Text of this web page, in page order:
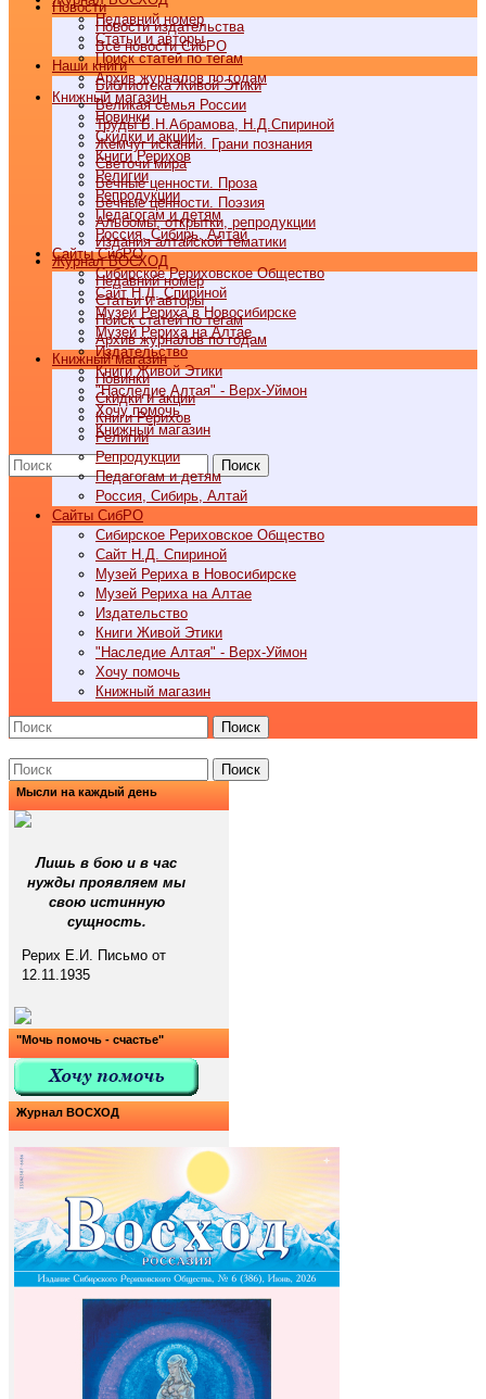
Недавний номер
Статьи и авторы
Поиск статей по тегам
Архив журналов по годам
Книжный магазин
Новинки
Скидки и акции
Книги Рерихов
Религии
Репродукции
Педагогам и детям
Россия, Сибирь, Алтай
Cайты СибРО
Сибирское Рериховское Общество
Сайт Н.Д. Спириной
Музей Рериха в Новосибирске
Музей Рериха на Алтае
Издательство
Книги Живой Этики
"Наследие Алтая" - Верх-Уймон
Хочу помочь
Книжный магазин
Поиск
Новости
Новости издательства
Все новости СибРО
Наши книги
Библиотека Живой Этики
Великая семья России
Труды Б.Н.Абрамова, Н.Д.Спириной
Жемчуг исканий. Грани познания
Светочи мира
Вечные ценности. Проза
Вечные ценности. Поэзия
Альбомы, открытки, репродукции
Издания алтайской тематики
Журнал ВОСХОД
Недавний номер
Статьи и авторы
Поиск статей по тегам
Архив журналов по годам
Книжный магазин
Новинки
Скидки и акции
Книги Рерихов
Религии
Репродукции
Педагогам и детям
Россия, Сибирь, Алтай
Cайты СибРО
Сибирское Рериховское Общество
Сайт Н.Д. Спириной
Музей Рериха в Новосибирске
Музей Рериха на Алтае
Издательство
Книги Живой Этики
"Наследие Алтая" - Верх-Уймон
Хочу помочь
Книжный магазин
Поиск
Поиск
Мысли на каждый день
Лишь в бою и в час
нужды проявляем мы
свою истинную
сущность.
Рерих Е.И. Письмо от
12.11.1935
"Мочь помочь - счастье"
Журнал ВОСХОД